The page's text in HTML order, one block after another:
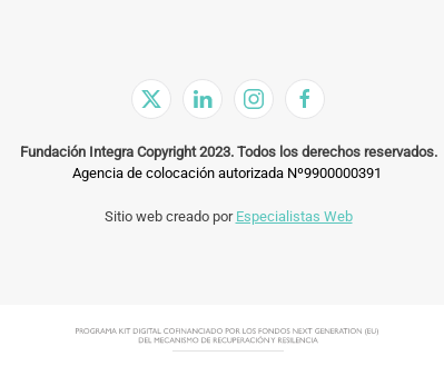
Fundación Integra Copyright 2023. Todos los derechos reservados.
Agencia de colocación autorizada Nº9900000391
Sitio web creado por Especialistas Web